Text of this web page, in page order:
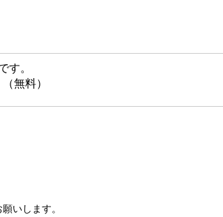
す。
無料）
いします。